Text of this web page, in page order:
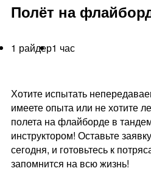
Полёт на
1 райдер1 час
Хотите испытать
имеете опыта или не хотите
полета на флайборде в
инструктором! Оставьте
сегодня, и готовьтесь к
запомнится на всю жизнь!